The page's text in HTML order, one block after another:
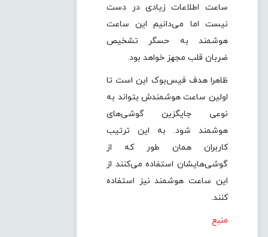
ساعت اطلاعات زیادی در دست
نیست اما می‌دانیم این ساعت
هوشمند به حسگر تشخیص
ضربان قلب مجهز خواهد بود.
ظاهرا هدف فیس‌بوک این است تا
اولین ساعت هوشمندش بتواند به
نوعی جایگزین گوشی‌های
هوشمند شود. به این ترتیب
کاربران همان طور که از
گوشی‌هایشان استفاده می‌کنند از
این ساعت هوشمند نیز استفاده
کنند.
منبع